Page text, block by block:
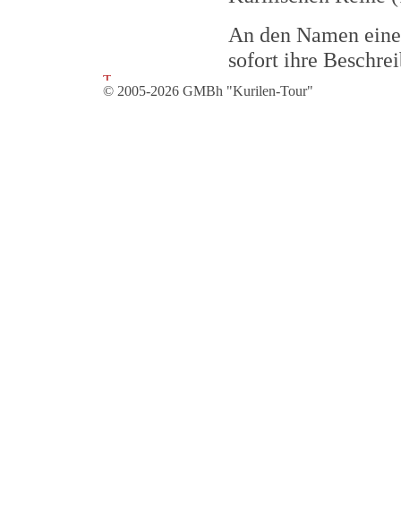
An den Namen
sofort ihre
© 2005-2026 GMBh "Kurilen-Tour"